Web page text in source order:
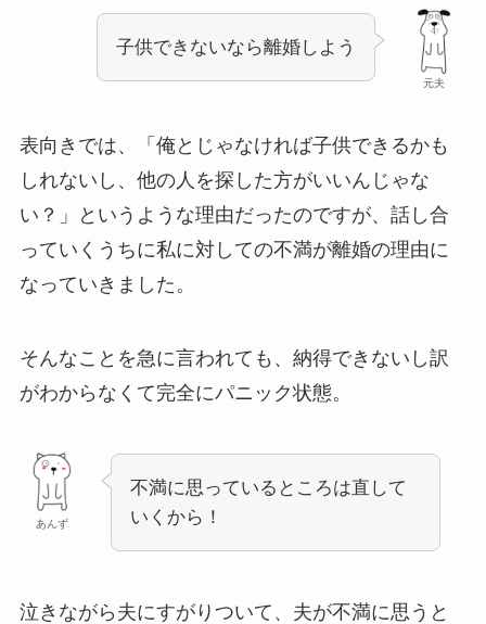
元夫
子供できないなら離婚しよう
表向きでは、「俺とじゃなければ子供できるかも
しれないし、他の人を探した方がいいんじゃな
い？」というような理由だったのですが、話し合
っていくうちに私に対しての不満が離婚の理由に
なっていきました。
そんなことを急に言われても、納得できないし訳
がわからなくて完全にパニック状態。
あんず
不満に思っているところは直して
いくから！
泣きながら夫にすがりついて、夫が不満に思うと